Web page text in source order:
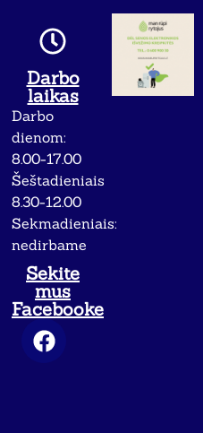
Darbo
laikas
Darbo
dienom:
8.00-17.00
Šeštadieniais
8.30-12.00
Sekmadieniais:
nedirbame
Sekite
mus
Facebooke